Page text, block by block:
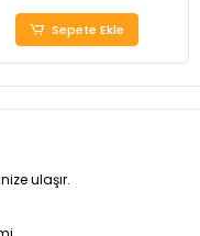
Sepete Ekle
ulaşır.